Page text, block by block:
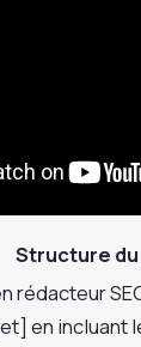
Structure
rédacteur
en incluant